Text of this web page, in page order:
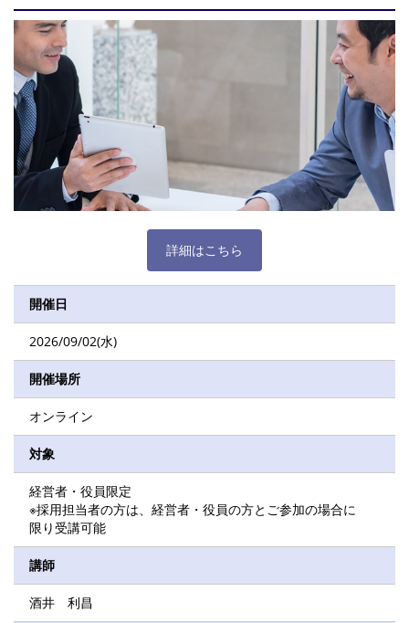
詳細はこちら
開催日
2026/09/02(水)
開催場所
オンライン
対象
経営者・役員限定
※採用担当者の方は、経営者・役員の方とご参加の場合に
限り受講可能
講師
酒井 利昌